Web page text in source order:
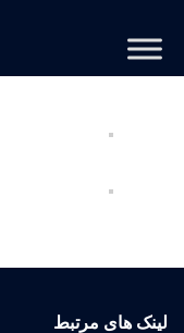
لینک های مرتبط